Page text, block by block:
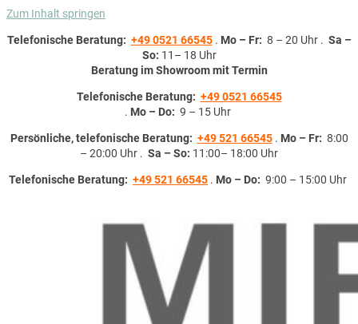
Zum Inhalt springen
Telefonische Beratung: +49 0521 66545. Mo – Fr: 8 – 20 Uhr . Sa –
So: 11– 18 Uhr
Beratung im Showroom mit Termin
Telefonische Beratung: +49 0521 66545
. Mo – Do: 9 – 15 Uhr
Persönliche, telefonische Beratung: +49 521 66545. Mo – Fr: 8:00
– 20:00 Uhr . Sa – So: 11:00– 18:00 Uhr
Telefonische Beratung: +49 521 66545 . Mo – Do: 9:00 – 15:00 Uhr